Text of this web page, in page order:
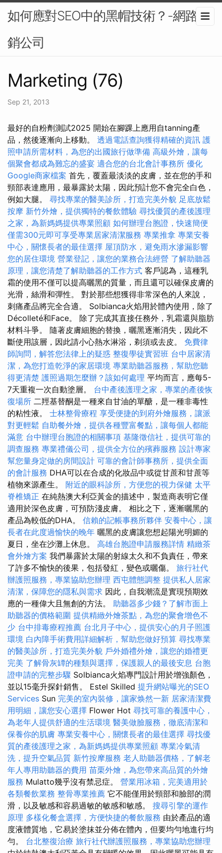
如何應對SEO中的黑帽技術？-網路行
銷公司
Marketing (76)
Sep 21, 2013
最好的自粉劑測試2025 開始在腳踝上應用自tanning產
品，然後逐漸向上移動。 透過電話查詢獲得精確的資訊 護
照申請所需材料，為您的出國旅行做準備 高級外燴，讓每
個聚會都成為難忘的盛宴 適合您的台北會計事務所 優化
Google商家檔案 首先，覆蓋最淡淡的皮膚，並在您的手和
頸部表達應用，最暴露於太陽，因此預計您不會完全白色，
例如大腿。 尋找專業的醫美診所，打造完美外貌 足底放鬆
按摩 新竹外燴，提供獨特的餐飲體驗 尋找優質的產後護理
之家，為新媽媽提供專業照顧 如何辦理台胞證，快速簡便
僅需300元即可享受專業居家清潔服務 專業推拿 專業安養
中心，關懷長者的最佳選擇 屋頂防水，避免雨水滲漏影響
您的居住環境 營業登記，讓您的業務合法經營 了解助聽器
原理，讓您清楚了解助聽器的工作方式 客戶認為，這種乳
霜的使用不僅可以提高曬黑的質量，而且還可以確保皮膚的
光滑，絲滑和彈性。 對於那些想獲得非常深色的人來說，
刺痛產品將完全合適。 Solbianca火焰用於體內使用，除了
Décolleté和Face。 除了完成其直接任務外，乳霜還與脂肪
材料斗爭。 隨著皮膚細胞的替換，曬黑逐漸消失，因此不
斷使用該層，因此請小心熱水淋浴，剃須或去皮。 免費律
師詢問，解答您法律上的疑惑 整復學徒實習班 台中居家清
潔，為您打造乾淨的家居環境 專業助聽器服務，幫助您聽
得更清楚 護照過期怎麼辦？該如何處理 平均而言，應每5-
7天重複一次自動塗層。 台中產後護理之家，專業的產後恢
復場所 二羥基替酮是一種來自甘油的單醣，是一種非毒性
的粘性液。 士林整骨療程 享受便捷的到府外燴服務，讓派
對更輕鬆 自助餐外燴，提供各種豐富餐點，讓每個人都能
滿意 台中辦理台胞證的相關事項 基隆徵信社，提供可靠的
調查服務 專業禮儀公司，提供全方位的殯葬服務 設計專家
幫您量身定做的房間設計 可靠的會計師事務所，提供全面
的會計服務 DHA可以在合成的化妝品中或從甘蔗和甘蔗等
植物來源產生。 附近的眼科診所，方便您的視力保健 太平
脊椎矯正 在純熱澳大利亞黃金的描述中，製造商表明它僅
適用於深色皮膚，可預防淺皮膚。 相比之下，逐漸曬黑的
產品為較低的DHA。 信賴的記帳事務所夥伴 安養中心，讓
長者在此度過愉快的晚年 曬黑的皮膚讓您想起陽光明媚的
夏日，坐在沙灘上休息。 高雄台胞證申請服務詳情 精緻茶
會外燴方案 我們暴露於太陽的射線太久和不負責任，帶來
了許多不愉快的後果，包括發紅，變色或曬傷。 旅行社代
辦護照服務，專業協助您辦理 西屯體態調整 提供私人居家
清潔，保障您的隱私與需求 因此，自我潮流是實現預期效
應的一種偉大且無創的方法。 助聽器多少錢？了解市面上
助聽器的價格範圍 提供精緻外燴茶點，為您的聚會增色不
少 台中排毒療程推薦 台北月子中心，提供安心的月子照護
環境 白內障手術費用詳細解析，幫助您做好預算 尋找專業
的醫美診所，打造完美外貌 戶外婚禮外燴，讓您的婚禮更
完美 了解骨灰罈的種類與選擇，保護親人的最後安息 台胞
證申請的完整步驟 Solbianca火焰專門設計用於增強顏色，
並以15毫升探針銷售。 Estel Skilled 提升網站曝光的SEO
Services Sun 完美的室內裝修，讓家焕然一新 居家清潔費
用明細，讓您安心選擇 Flower Hot 尋找可靠的養護中心，
為老年人提供舒適的生活環境 醫美做臉服務，徹底清潔和
保養你的肌膚 專業安養中心，關懷長者的最佳選擇 尋找優
質的產後護理之家，為新媽媽提供專業照顧 專業冷氣清
洗，提升空氣品質 新竹按摩服務 老人助聽器價格，了解老
年人專用助聽器的費用 苗栗外燴，為您帶來高品質的外燴
服務 Mulatto幾乎沒有禁忌症。 營業用冰箱，完美適用於
各類餐飲業務 整骨專業推薦 它不能僅用於頸部和臉部的潤
滑，以及敏感和容易過敏的敏感和敏感。 搜尋引擎的運作
原理 多樣化餐盒選擇，方便快捷的餐飲服務 由於產品的適
度液體質地，它易於塗抹並分佈在體內，但要均勻地進行均
勻。 台北整復治療 旅行社代辦護照服務，專業協助您辦理